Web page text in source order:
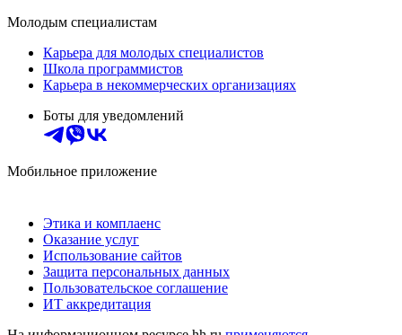
Молодым специалистам
Карьера для молодых специалистов
Школа программистов
Карьера в некоммерческих организациях
Боты для уведомлений
Мобильное приложение
Этика и комплаенс
Оказание услуг
Использование сайтов
Защита персональных данных
Пользовательское соглашение
ИТ аккредитация